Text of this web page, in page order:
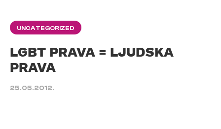
UNCATEGORIZED
LGBT PRAVA = LJUDSKA
PRAVA
25.05.2012.